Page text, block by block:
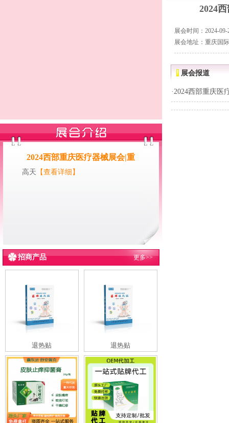
2024西部重庆医疗器械展会|重
高天 【查看详细】
招商产品 更多>>
退热贴 退热贴
2024
展会时间：2024-09-
展会地址：重庆国
展会报道
·2024西部重庆医